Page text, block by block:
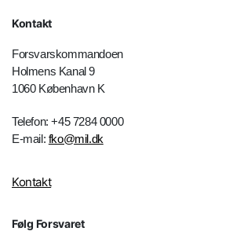
Kontakt
Forsvarskommandoen
Holmens Kanal 9
1060 København K
Telefon: +45 7284 0000
E-mail: fko@mil.dk
Kontakt
Følg Forsvaret